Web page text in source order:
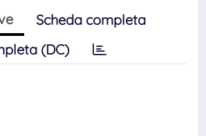
Scheda completa
(DC)